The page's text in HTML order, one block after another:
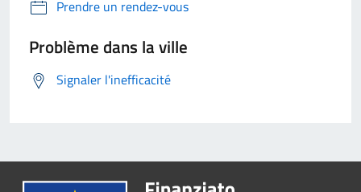
Prendre un rendez-vous
Problème dans la ville
Signaler l'inefficacité